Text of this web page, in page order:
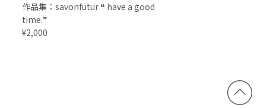
作品集：savonfutur ❝ have a good
time.❞
¥2,000